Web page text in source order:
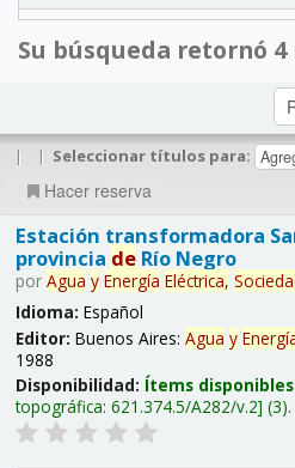
Su búsqueda retornó
| | Seleccionar títulos para:
Hacer reserva
Estación transformadora
provincia deRío Negro
por Agua y Energía Eléctrica,
Idioma: Español
Editor: Buenos Aires: Agua y
1988
Disponibilidad: Ítems
topográfica: 621.374.5/A282/v.2 (3).